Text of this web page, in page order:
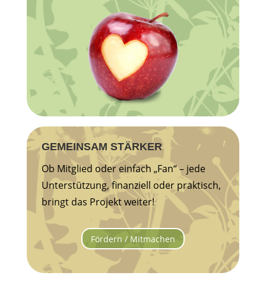
GEMEINSAM STÄRKER
Ob Mitglied oder einfach „Fan“ – jede
Unterstützung, finanziell oder praktisch,
bringt das Projekt weiter!
Fördern / Mitmachen